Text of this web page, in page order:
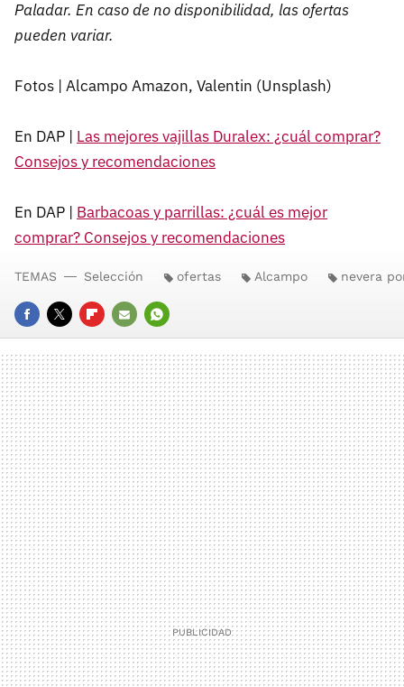
Paladar. En caso de no disponibilidad, las ofertas
pueden variar.
Fotos | Alcampo Amazon, Valentin (Unsplash)
En DAP | Las mejores vajillas Duralex: ¿cuál comprar?
Consejos y recomendaciones
En DAP | Barbacoas y parrillas: ¿cuál es mejor
comprar? Consejos y recomendaciones
FACEBOOK
TWITTERFLIPBOARD
E-
MAIL
WHATSAPP
TEMAS Selección ofertas Alcampo nevera